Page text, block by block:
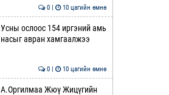
0 | 10 цагийн өмнө
Усны ослоос 154 иргэний амь
насыг авран хамгаалжээ
0 | 10 цагийн өмнө
А.Оргилмаа Жюү Жицүгийн